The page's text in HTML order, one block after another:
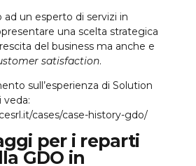
ad un esperto di servizi in
una scelta strategica
del business ma anche e
satisfaction.
sull’esperienza di Solution
veda:
cases/case-history-gdo/
per i reparti
GDO in